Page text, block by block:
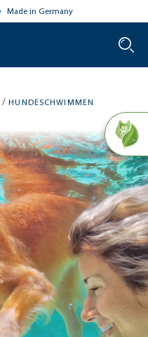
Made in Germany
/ HUNDESCHWIMMEN